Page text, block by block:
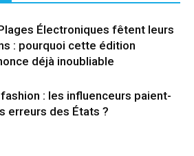
Électroniques fêtent leurs
: pourquoi cette édition
déjà inoubliable
: les influenceurs paient-
erreurs des États ?